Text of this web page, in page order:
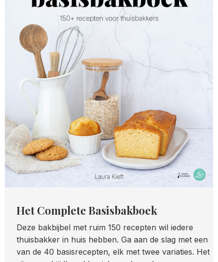
Het Complete Basisbakboek
Deze bakbijbel met ruim 150 recepten wil iedere
thuisbakker in huis hebben. Ga aan de slag met een
van de 40 basisrecepten, elk met twee variaties. Het